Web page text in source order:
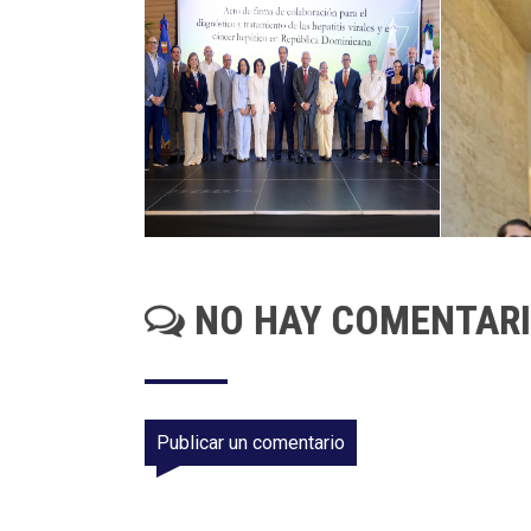
NO HAY
Publicar un comentario